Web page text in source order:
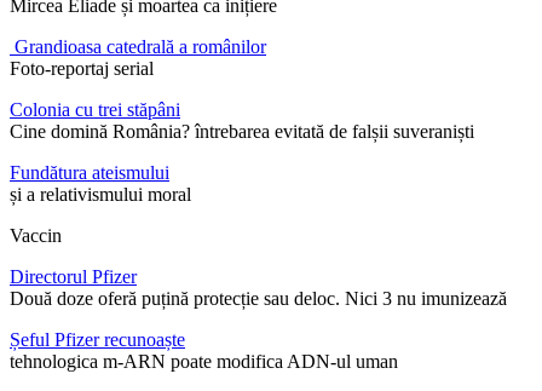
Mircea Eliade și moartea ca inițiere
Grandioasa catedrală a românilor
Foto-reportaj serial
Colonia cu trei stăpâni
Cine domină România? întrebarea evitată de falșii suveraniști
Fundătura ateismului
și a relativismului moral
Vaccin
Directorul Pfizer
Două doze oferă puțină protecție sau deloc. Nici 3 nu imunizează
Șeful Pfizer recunoaște
tehnologica m-ARN poate modifica ADN-ul uman